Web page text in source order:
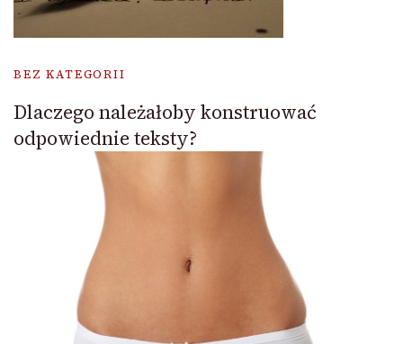
BEZ KATEGORII
Dlaczego należałoby konstruować
odpowiednie teksty?